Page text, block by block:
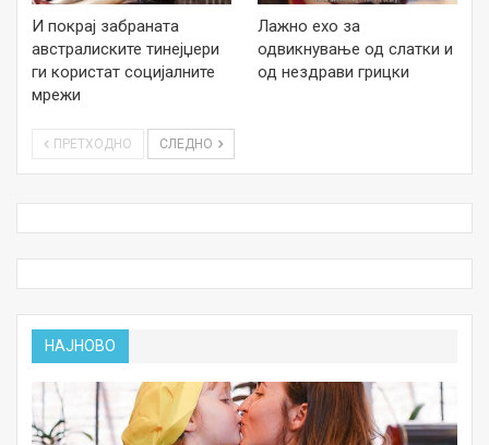
И покрај забраната
австралиските тинејџери
ги користат социјалните
мрежи
Лажно ехо за
одвикнување од слатки и
од нездрави грицки
ПРЕТХОДНО СЛЕДНО
НАЈНОВО